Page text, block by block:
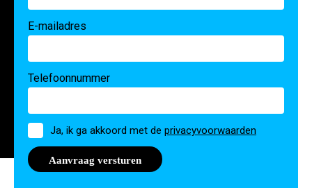
E-mailadres
Telefoonnummer
Toestemming
Ja, ik ga akkoord met de privacyvoorwaarden